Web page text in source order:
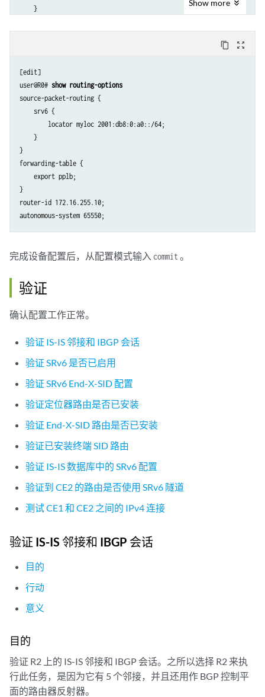
        node-link-protection;
            srv6-adjacency-segment {
                protected {
                    locator myloc {
                        end-x-sid 2001:db8:0:a0:1a04:: {
                            flavor psp;
                        }
                    }
                }
            }
        }
        node-link-protection;
        point-to-point;
    }
        passive;
    source-packet-routing {
        srv6 {
            locator myloc {
                    flavor {
                        usd;
                    }
            }
        }
    level 1 disable;
    }
    }
Show more
content_copy zoom_out_map
[edit]
user@R0# show routing-options
source-packet-routing {
    srv6 {
        locator myloc 2001:db8:0:a0::/64;
    }
}
forwarding-table {
    export pplb;
}
router-id 172.16.255.10;
完成设备配置后，从配置模式输入 commit。
验证
确认配置工作正常。
验证 IS-IS 邻接和 IBGP 会话
验证 SRv6 是否已启用
验证 SRv6 End-X-SID 配置
验证定位器路由是否已安装
验证 End-X-SID 路由是否已安装
验证已安装终端 SID 路由
验证 IS-IS 数据库中的 SRv6 配置
验证到 CE2 的路由是否使用 SRv6 隧道
测试 CE1 和 CE2 之间的 IPv4 连接
验证 IS-IS 邻接和 IBGP 会话
目的
行动
意义
目的
验证 R2 上的 IS-IS 邻接和 IBGP 会话。之所以选择 R2 来执
行此任务，是因为它有 5 个邻接，并且还用作 BGP 控制平
面的路由器反射器。